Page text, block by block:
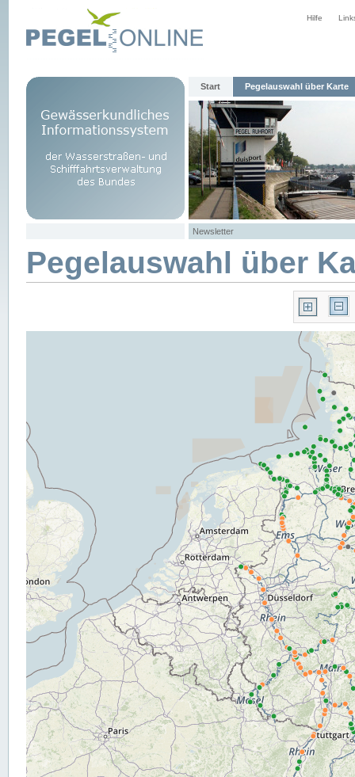
Hilfe
Start Pegelauswahl über Karte
Newsletter
Pegelauswahl über